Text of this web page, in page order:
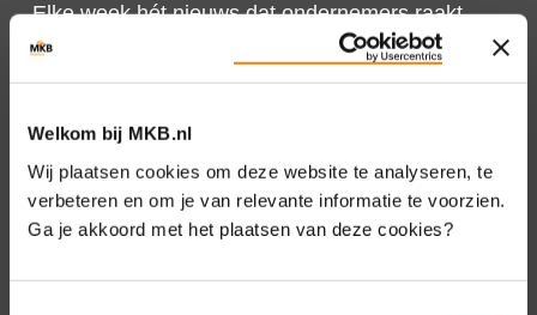
Welkom bij MKB.nl
Wij plaatsen cookies om deze website te analyseren, te
verbeteren en om je van relevante informatie te voorzien.
Ga je akkoord met het plaatsen van deze cookies?
Elke week hét nieuws dat ondernemers raakt.
Schrijf je nu in voor de MKB-Nederland
nieuwsbrief.
Schrijf je in
Direct naar
Over ons